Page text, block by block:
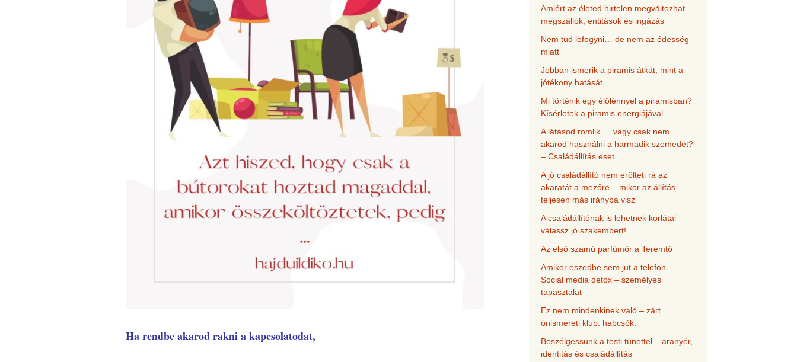
Ha rendbe akarod rakni a kapcsolatodat,
Amiért az életed hirtelen megváltozhat –
megszállók, entitások és ingázás
Nem tud lefogyni… de nem az édesség
miatt
Jobban ismerik a piramis átkát, mint a
jótékony hatását
Mi történik egy élőlénnyel a piramisban?
Kísérletek a piramis energiájával
A látásod romlik … vagy csak nem
akarod használni a harmadik szemedet?
– Családállítás eset
A jó családállító nem erőlteti rá az
akaratát a mezőre – mikor az állítás
teljesen más irányba visz
A családállítónak is lehetnek korlátai –
válassz jó szakembert!
Az első számú parfümőr a Teremtő
Amikor eszedbe sem jut a telefon –
Social media detox – személyes
tapasztalat
Ez nem mindenkinek való – zárt
önismereti klub: habcsók.
Beszélgessünk a testi tünettel – aranyér,
identitás és családállítás